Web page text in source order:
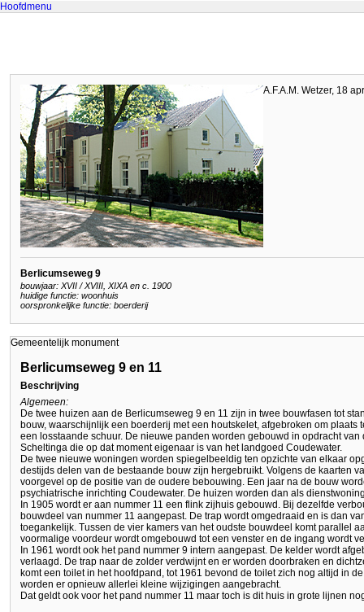
Hoofdmenu
A.F.A.M. Wetzer, 18
Berlicumseweg 9
bouwjaar: XVII / XVIII, XIXA en c. 1900
huidige functie: woonhuis
oorspronkelijke functie: boerderij
Gemeentelijk monument
Berlicumseweg 9 en 11
Beschrijving
Algemeen:
De twee huizen aan de Berlicumseweg 9 en 11 zijn in twee bouwfasen tot
bouw, waarschijnlijk een boerderij met een houtskelet, afgebroken om plaats
een losstaande schuur. De nieuwe panden worden gebouwd in opdracht
Scheltinga die op dat moment eigenaar is van het landgoed Coudewater.
De twee nieuwe woningen worden spiegelbeeldig ten opzichte van elkaar
destijds delen van de bestaande bouw zijn hergebruikt. Volgens de kaarten
voorgevel op de positie van de oudere bebouwing. Een jaar na de bouw
psychiatrische inrichting Coudewater. De huizen worden dan als
In 1905 wordt er aan nummer 11 een flink zijhuis gebouwd. Bij dezelfde
bouwdeel van nummer 11 aangepast. De trap wordt omgedraaid en is dan
toegankelijk. Tussen de vier kamers van het oudste bouwdeel komt parallel
voormalige voordeur wordt omgebouwd tot een venster en de ingang wordt
In 1961 wordt ook het pand nummer 9 intern aangepast. De kelder wordt
verlaagd. De trap naar de zolder verdwijnt en er worden doorbraken en
komt een toilet in het hoofdpand, tot 1961 bevond de toilet zich nog altijd in
worden er opnieuw allerlei kleine wijzigingen aangebracht.
Dat geldt ook voor het pand nummer 11 maar toch is dit huis in grote lijnen